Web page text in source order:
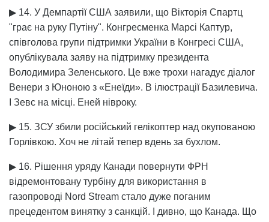
▶ 14. У Демпартії США заявили, що Вікторія Спартц
"грає на руку Путіну". Конгресменка Марсі Каптур,
співголова групи підтримки України в Конгресі США,
опублікувала заяву на підтримку президента
Володимира Зеленського. Це вже трохи нагадує діалог
Венери з Юноною з «Енеїди». В ілюстрації Базилевича.
І Зевс на місці. Еней нівроку.
▶ 15. ЗСУ збили російський гелікоптер над окупованою
Горлівкою. Хоч не літай тепер вдень за бухлом.
▶ 16. Рішення уряду Канади повернути ФРН
відремонтовану турбіну для використання в
газопроводі Nord Stream стало дуже поганим
прецедентом винятку з санкцій. І дивно, що Канада. Що